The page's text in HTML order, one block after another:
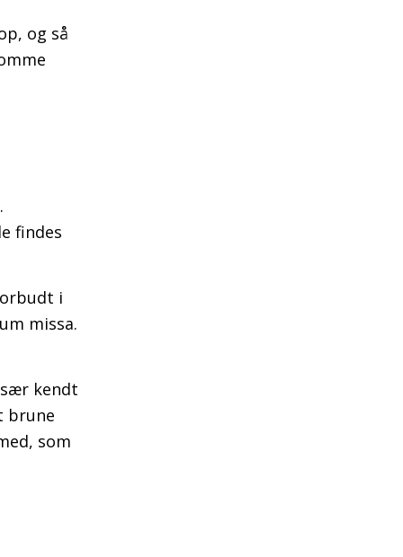
og så
findes
i
missa.
kendt
brune
som